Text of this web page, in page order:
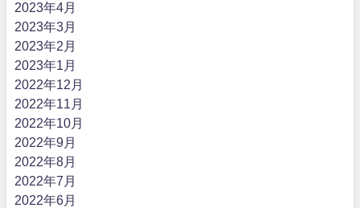
2023年4月
2023年3月
2023年2月
2023年1月
2022年12月
2022年11月
2022年10月
2022年9月
2022年8月
2022年7月
2022年6月